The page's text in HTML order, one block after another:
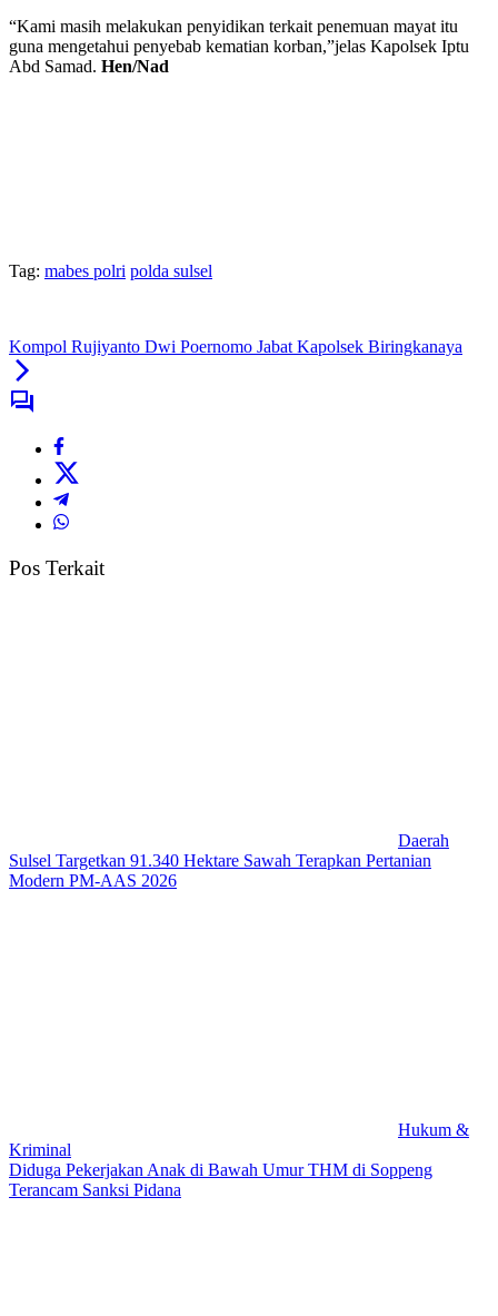
“Kami masih melakukan penyidikan terkait penemuan mayat itu
guna mengetahui penyebab kematian korban,”jelas Kapolsek Iptu
Abd Samad. Hen/Nad
Tag: mabes polri polda sulsel
Kompol Rujiyanto Dwi Poernomo Jabat Kapolsek Biringkanaya
Pos Terkait
Daerah
Sulsel Targetkan 91.340 Hektare Sawah Terapkan Pertanian
Modern PM-AAS 2026
Hukum &
Kriminal
Diduga Pekerjakan Anak di Bawah Umur THM di Soppeng
Terancam Sanksi Pidana